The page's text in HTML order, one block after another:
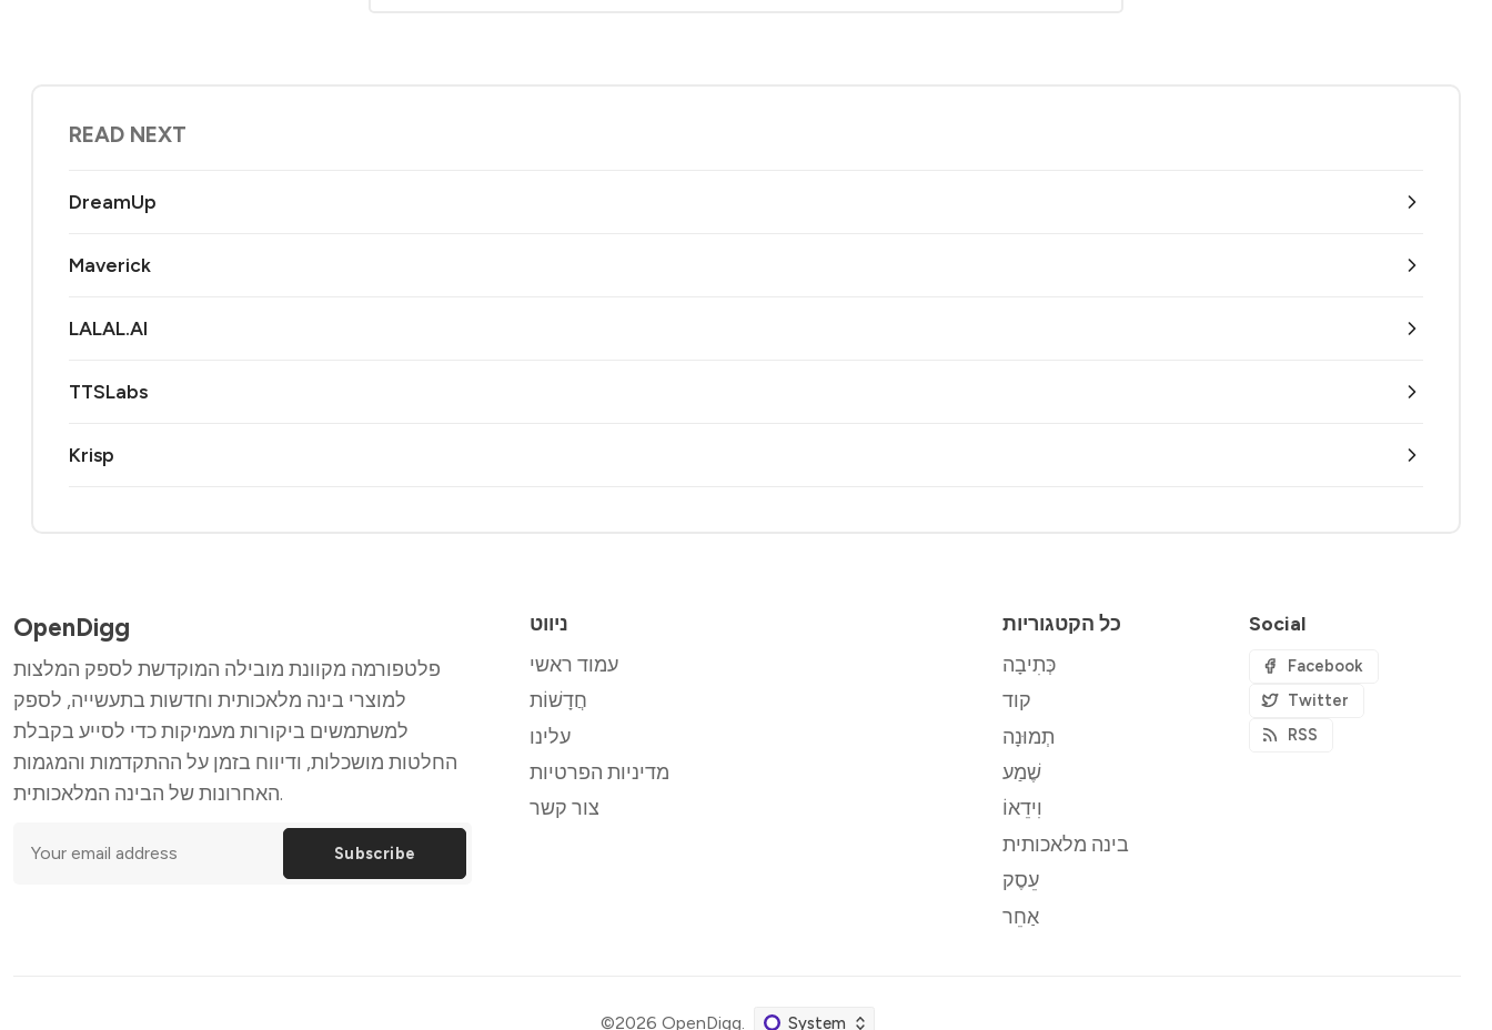
READ NEXT
DreamUp
Maverick
LALAL.AI
TTSLabs
Krisp
OpenDigg
פלטפורמה מקוונת מובילה המוקדשת לספק המלצות
למוצרי בינה מלאכותית וחדשות בתעשייה, לספק
למשתמשים ביקורות מעמיקות כדי לסייע בקבלת
החלטות מושכלות, ודיווח בזמן על ההתקדמות והמגמות
האחרונות של הבינה המלאכותית.
Subscribe
ניווט
עמוד ראשי
חֲדָשׁוֹת
עלינו
מדיניות הפרטיות
צור קשר
כל הקטגוריות
כְּתִיבָה
קוד
תְמוּנָה
שֶׁמַע
וִידֵאוֹ
בינה מלאכותית
עֵסֶק
אַחֵר
Social
Facebook
Twitter
RSS
©2026 OpenDigg.